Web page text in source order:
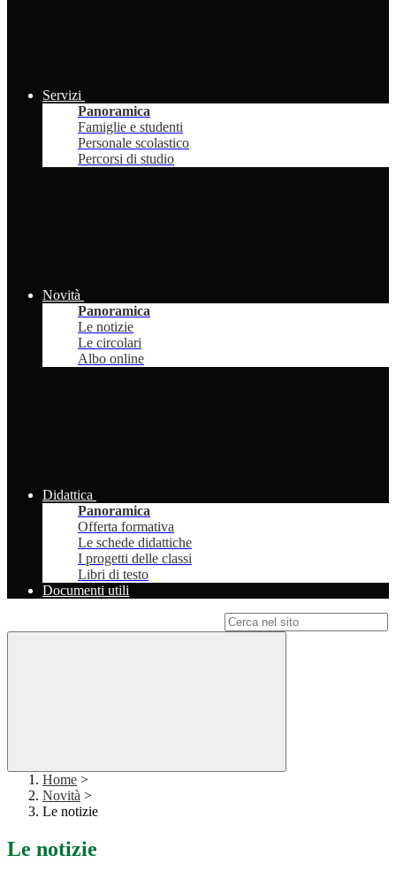
Servizi
Panoramica
Famiglie e studenti
Personale scolastico
Percorsi di studio
Novità
Panoramica
Le notizie
Le circolari
Albo online
Didattica
Panoramica
Offerta formativa
Le schede didattiche
I progetti delle classi
Libri di testo
Documenti utili
Home >
Novità >
Le notizie
Le notizie